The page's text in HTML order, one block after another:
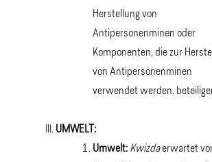
Herstellung von
Antipersonenminen oder
Komponenten, die zur
von Antipersonenminen
verwendet werden,
UMWELT:
Umwelt: Kwizdaerwartet